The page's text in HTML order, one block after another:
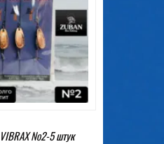
№2-5 штук